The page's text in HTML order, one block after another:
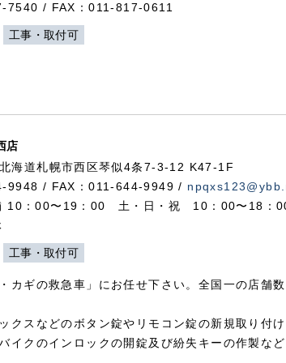
7540 / FAX：011-817-0611
工事・取付可
店
道札幌市西区琴似4条7-3-12 K47-1F
9948 / FAX：011-644-9949 /
10：00〜19：00 土・日・祝 10：00〜18：
工事・取付可
カギの救急車」にお任せ下さい。全国一の店舗
クスなどのボタン錠やリモコン錠の新規取り付
イクのインロックの開錠及び紛失キーの作製な